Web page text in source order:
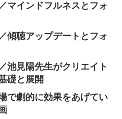
マインドフルネスとフォ
傾聴アップデートとフォ
池見陽先生がクリエイト
礎と展開
で劇的に効果をあげてい